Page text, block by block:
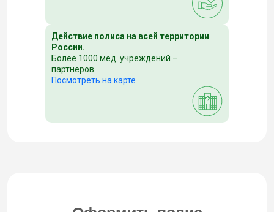
Действие полиса на всей территории
России.
Более 1000 мед. учреждений –
партнеров.
Посмотреть на карте